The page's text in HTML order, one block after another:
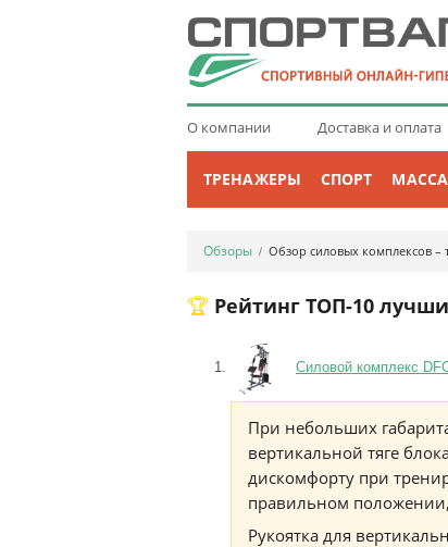
О компании Доставка и оплата
ТРЕНАЖЕРЫ СПОРТ
Обзоры / Обзор силовых комплексов
🏆 Рейтинг ТОП-10
Силовой комплекс
При небольших
вертикальной тяге
дискомфорту при
правильном
Рукоятка для